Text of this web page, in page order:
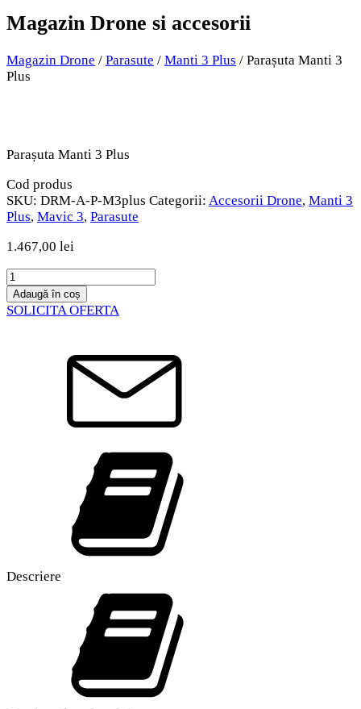
Magazin Drone si accesorii
Magazin Drone / Parasute / Manti 3 Plus / Parașuta Manti 3
Plus
Parașuta Manti 3 Plus
Cod produs
SKU: DRM-A-P-M3plus Categorii: Accesorii Drone, Manti 3
Plus, Mavic 3, Parasute
1.467,00 lei
Cantitate
Parașuta
Manti
Adaugă în coș
SOLICITA OFERTA
Descriere